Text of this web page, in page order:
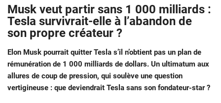
Musk veut partir sans 1 000 milliards :
Tesla survivrait-elle à l’abandon de
son propre créateur ?
Elon Musk pourrait quitter Tesla s’il n’obtient pas un plan de
rémunération de 1 000 milliards de dollars. Un ultimatum aux
allures de coup de pression, qui soulève une question
vertigineuse : que deviendrait Tesla sans son fondateur-star ?